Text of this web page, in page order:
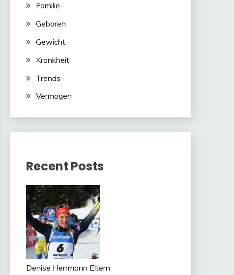
Familie
Geboren
Gewicht
Krankheit
Trends
Vermogen
Recent Posts
Denise Herrmann Eltern